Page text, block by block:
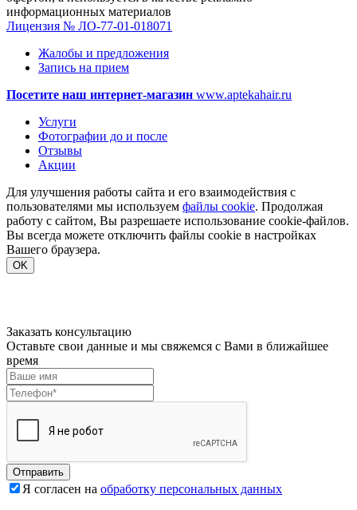
информационных материалов
Лицензия № ЛО-77-01-018071
Жалобы и предложения
Запись на прием
Посетите наш интернет-магазин www.aptekahair.ru
Услуги
Фотографии до и после
Отзывы
Акции
Для улучшения работы сайта и его взаимодействия с
пользователями мы используем файлы cookie. Продолжая
работу с сайтом, Вы разрешаете использование cookie-файлов.
Вы всегда можете отключить файлы cookie в настройках
Вашего браузера.
OK
Заказать консультацию
Оставьте свои данные и мы свяжемся с Вами в ближайшее
время
Отправить
Я согласен на обработку персональных данных